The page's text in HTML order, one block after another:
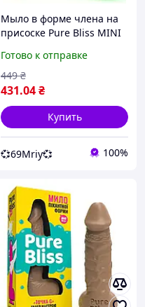
Мыло в форме члена на
присоске Pure Bliss MINI
Готово к отправке
431.04₴
449 ₴
Купить
💞69Mriy💞 100%